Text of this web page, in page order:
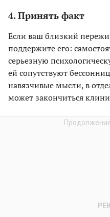
4. Принять факт
Если ваш близкий
поддержите его:
серьезную
ей сопутствуют
навязчивые мысли, в
может закончиться